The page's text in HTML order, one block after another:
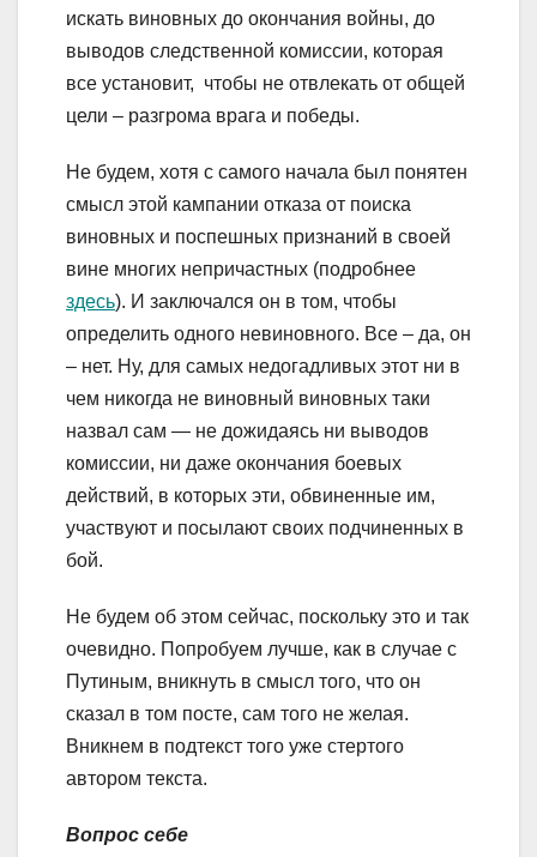
искать виновных до окончания войны, до
выводов следственной комиссии, которая
все установит, чтобы не отвлекать от общей
цели – разгрома врага и победы.
Не будем, хотя с самого начала был понятен
смысл этой кампании отказа от поиска
виновных и поспешных признаний в своей
вине многих непричастных (подробнее
здесь). И заключался он в том, чтобы
определить одного невиновного. Все – да, он
– нет. Ну, для самых недогадливых этот ни в
чем никогда не виновный виновных таки
назвал сам — не дожидаясь ни выводов
комиссии, ни даже окончания боевых
действий, в которых эти, обвиненные им,
участвуют и посылают своих подчиненных в
бой.
Не будем об этом сейчас, поскольку это и так
очевидно. Попробуем лучше, как в случае с
Путиным, вникнуть в смысл того, что он
сказал в том посте, сам того не желая.
Вникнем в подтекст того уже стертого
автором текста.
Вопрос себе